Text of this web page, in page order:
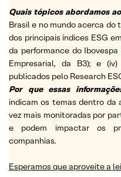
Quais tópicos abordamos
Brasil e no mundo acerca do
dos principais índices ESG
da performance do
Empresarial, da B3); e
publicados pelo Research
Por que essas
indicam os temas dentro da
vez mais monitoradas por
e podem impactar os
companhias.
Esperamos que aproveite a